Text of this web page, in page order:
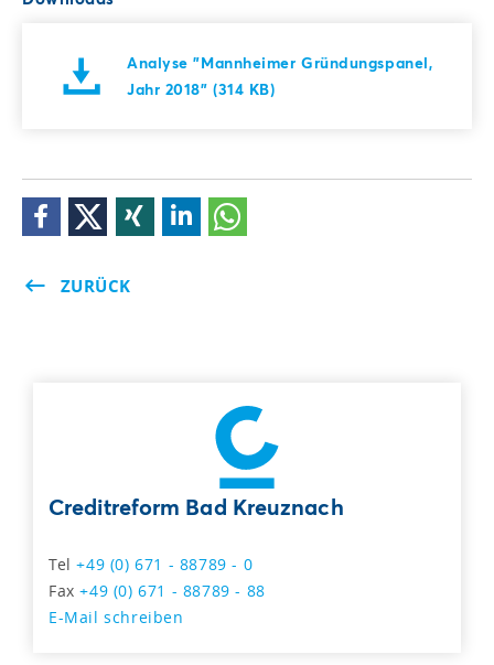
Analyse "Mannheimer Gründungspanel,
Jahr 2018" (314 KB)
ZURÜCK
Creditreform Bad Kreuznach
Tel+49 (0) 671 - 88789 - 0
Fax+49 (0) 671 - 88789 - 88
E-Mail schreiben